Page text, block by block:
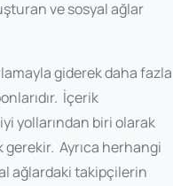
ve sosyal ağlar
giderek daha fazla
İçerik
yollarından biri olarak
gerekir. Ayrıca herhangi
ağlardaki takipçilerin